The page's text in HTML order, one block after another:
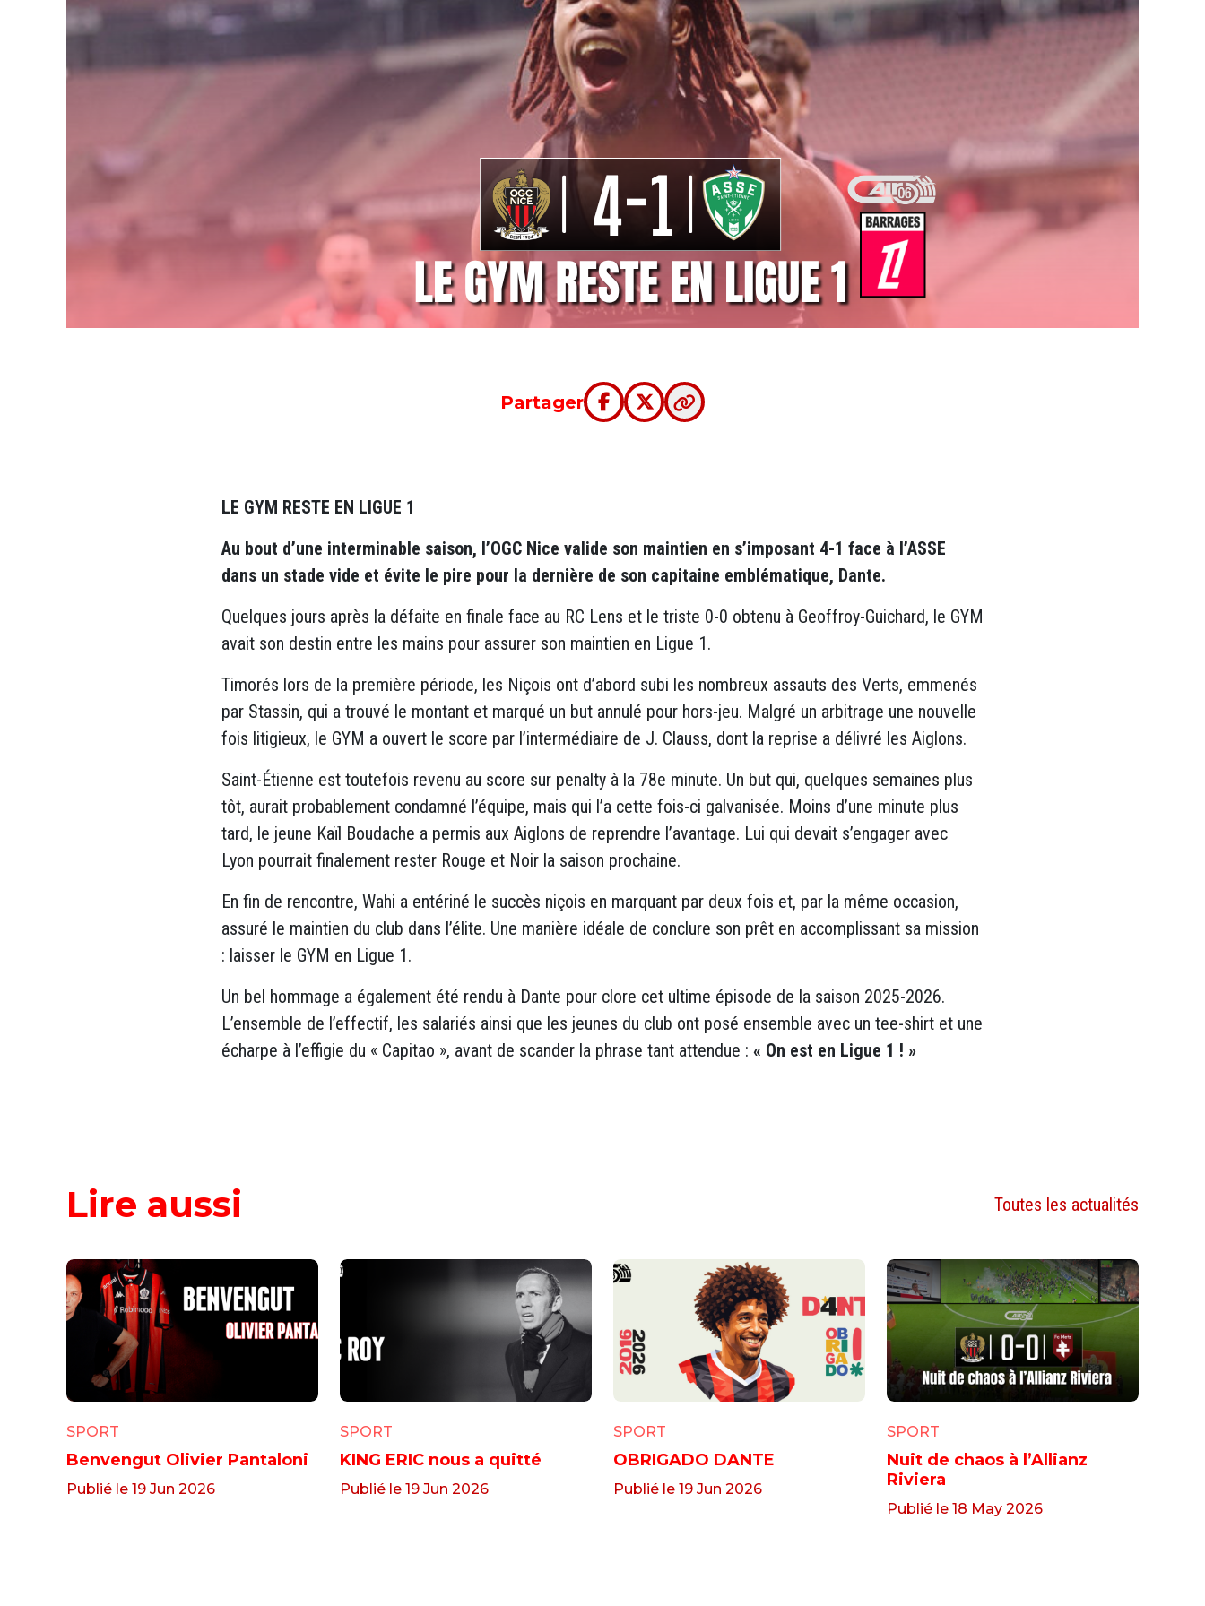
Partager
LE GYM RESTE EN LIGUE 1
Au bout d’une interminable saison, l’OGC Nice valide son maintien en s’imposant 4-1 face à l’ASSE
dans un stade vide et évite le pire pour la dernière de son capitaine emblématique, Dante.
Quelques jours après la défaite en finale face au RC Lens et le triste 0-0 obtenu à Geoffroy-Guichard, le GYM
avait son destin entre les mains pour assurer son maintien en Ligue 1.
Timorés lors de la première période, les Niçois ont d’abord subi les nombreux assauts des Verts, emmenés
par Stassin, qui a trouvé le montant et marqué un but annulé pour hors-jeu. Malgré un arbitrage une nouvelle
fois litigieux, le GYM a ouvert le score par l’intermédiaire de J. Clauss, dont la reprise a délivré les Aiglons.
Saint-Étienne est toutefois revenu au score sur penalty à la 78e minute. Un but qui, quelques semaines plus
tôt, aurait probablement condamné l’équipe, mais qui l’a cette fois-ci galvanisée. Moins d’une minute plus
tard, le jeune Kaïl Boudache a permis aux Aiglons de reprendre l’avantage. Lui qui devait s’engager avec
Lyon pourrait finalement rester Rouge et Noir la saison prochaine.
En fin de rencontre, Wahi a entériné le succès niçois en marquant par deux fois et, par la même occasion,
assuré le maintien du club dans l’élite. Une manière idéale de conclure son prêt en accomplissant sa mission
: laisser le GYM en Ligue 1.
Un bel hommage a également été rendu à Dante pour clore cet ultime épisode de la saison 2025-2026.
L’ensemble de l’effectif, les salariés ainsi que les jeunes du club ont posé ensemble avec un tee-shirt et une
écharpe à l’effigie du « Capitao », avant de scander la phrase tant attendue : « On est en Ligue 1 ! »
Lire aussi Toutes les actualités
SPORT
Benvengut Olivier Pantaloni
Publié le 19 Jun 2026
SPORT
KING ERIC nous a quitté
Publié le 19 Jun 2026
SPORT
OBRIGADO DANTE
Publié le 19 Jun 2026
SPORT
Nuit de chaos à l’Allianz
Riviera
Publié le 18 May 2026